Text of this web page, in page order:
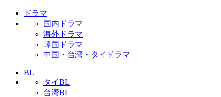
ドラマ
国内ドラマ
海外ドラマ
韓国ドラマ
中国・台湾・タイドラマ
BL
タイBL
台湾BL